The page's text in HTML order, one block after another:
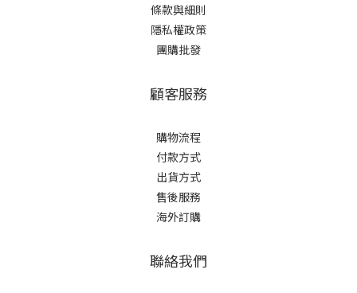
條款與細則
隱私權政策
團購批發
顧客服務
購物流程
付款方式
出貨方式
售後服務
海外訂購
聯絡我們